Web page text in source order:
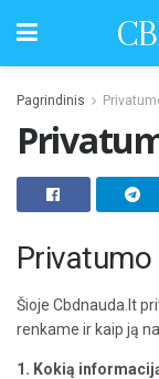
Pagrindinis
Šioje Cbdnauda.lt
renkame ir kaip ją
1. Kokią